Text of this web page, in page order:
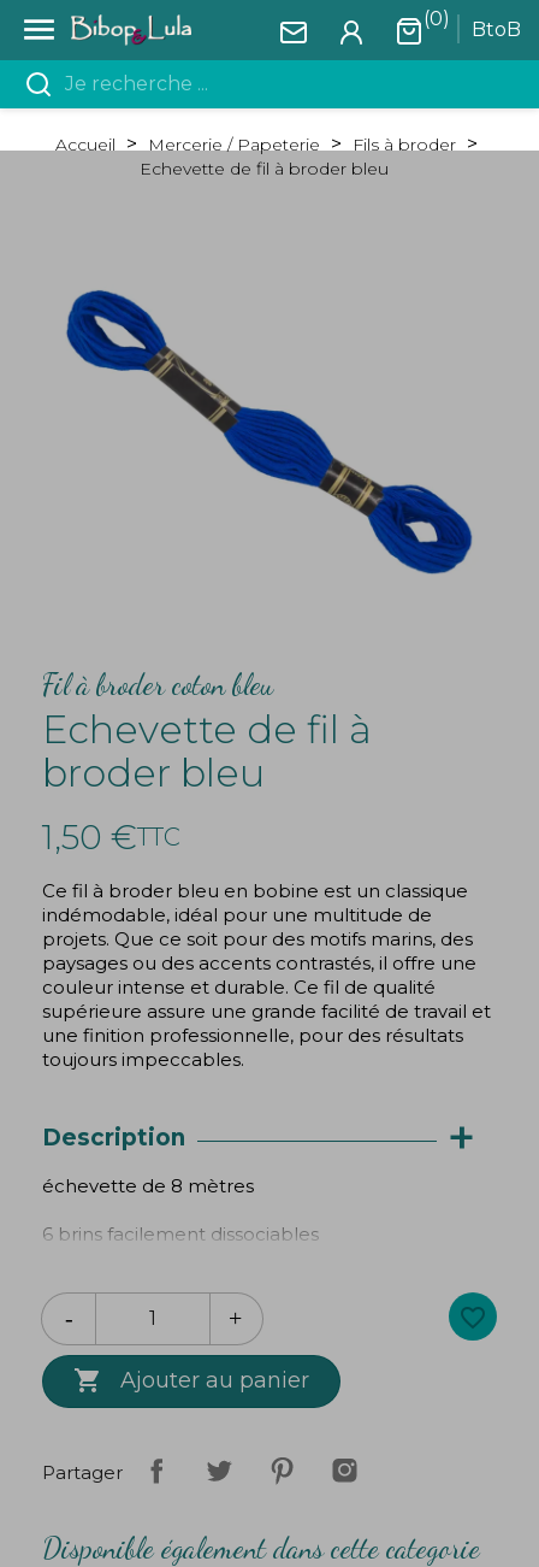
 BtoB
(0)
Accueil Mercerie / Papeterie
Fils à broder
Echevette de fil à broder bleu
Fil à broder coton bleu
Echevette de fil à
broder bleu
1,50 €TTC
Ce fil à broder bleu en bobine est un classique
indémodable, idéal pour une multitude de
projets. Que ce soit pour des motifs marins, des
paysages ou des accents contrastés, il offre une
couleur intense et durable. Ce fil de qualité
supérieure assure une grande facilité de travail et
une finition professionnelle, pour des résultats
toujours impeccables.
Description +
échevette de 8 mètres
6 brins facilement dissociables
 Ajouter au panier
favorite_border
Partager
Disponible également dans cette categorie